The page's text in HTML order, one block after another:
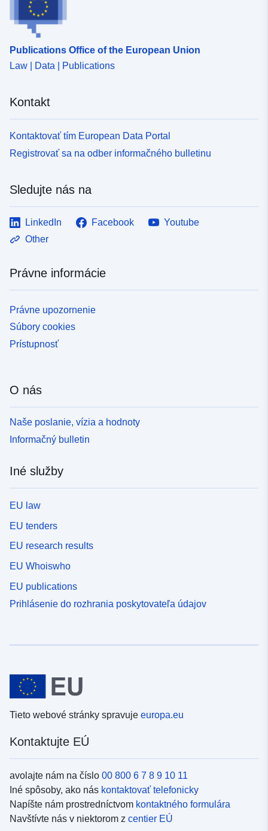
Publications Office of the European Union
Law | Data | Publications
Kontakt
Kontaktovať tím European Data Portal
Registrovať sa na odber informačného bulletinu
Sledujte nás na
LinkedIn Facebook
Youtube
Other
Právne informácie
Právne upozornenie
Súbory cookies
Prístupnosť
O nás
Naše poslanie, vízia a hodnoty
Informačný bulletin
Iné služby
EU law
EU tenders
EU research results
EU Whoiswho
EU publications
Prihlásenie do rozhrania poskytovateľa údajov
Tieto webové stránky spravuje europa.eu
Kontaktujte EÚ
avolajte nám na číslo 00 800 6 7 8 9 10 11
Iné spôsoby, ako nás kontaktovať telefonicky
Napíšte nám prostredníctvom kontaktného formulára
Navštívte nás v niektorom z centier EÚ